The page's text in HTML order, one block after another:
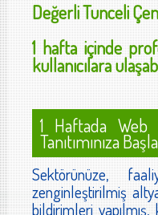
DeğerliTunceli
1 hafta içinde
kullanıcılara
1 Haftada Web
Tanıtımınıza
Sektörünüze,
zenginleştirilmiş
bildirimleri